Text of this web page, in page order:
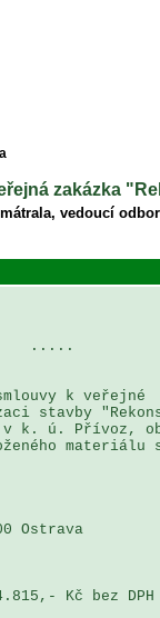
zakázka
vedoucí
.....
k veřejné
stavby
v k. ú. Přívoz,
materiálu
Ostrava
Kč bez DPH